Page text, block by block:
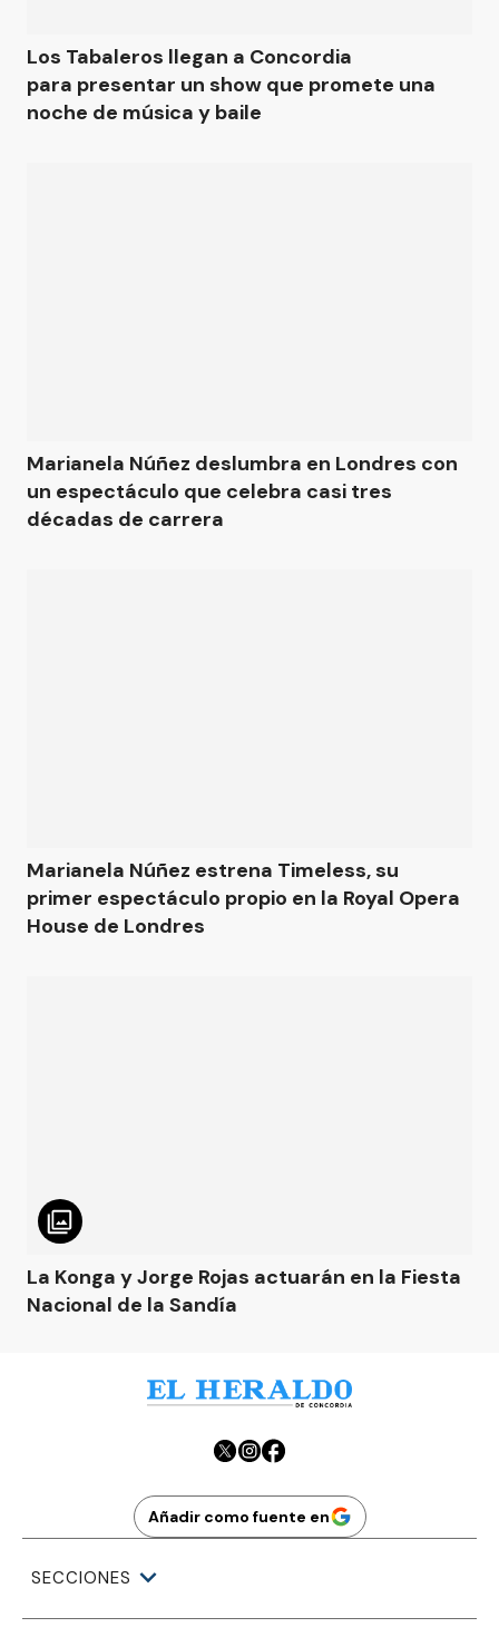
Los Tabaleros llegan a Concordia
para presentar un show que promete una
noche de música y baile
Marianela Núñez deslumbra en Londres con
un espectáculo que celebra casi tres
décadas de carrera
Marianela Núñez estrena Timeless, su
primer espectáculo propio en la Royal Opera
House de Londres
La Konga y Jorge Rojas actuarán en la Fiesta
Nacional de la Sandía
Añadir como fuente en
SECCIONES